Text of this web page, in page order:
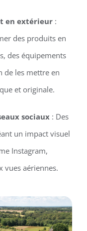
en extérieur:
des produits en
des équipements
de les mettre en
et originale.
sociaux: Des
un impact visuel
Instagram,
vues aériennes.